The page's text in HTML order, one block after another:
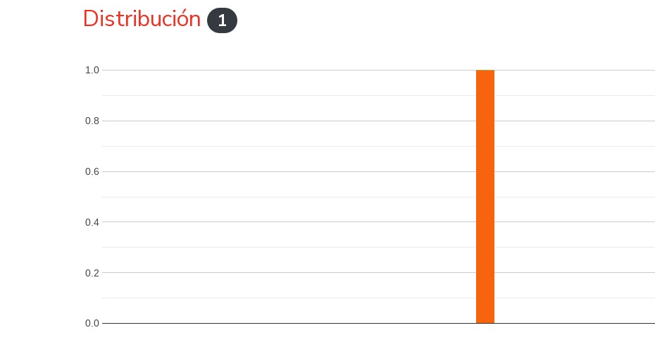
Distribución 1
0.0
0.2
0.4
0.6
0.8
1.0